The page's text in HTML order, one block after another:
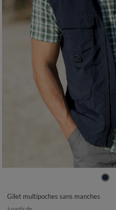
XXL 3XL
Gilet multipoches sans manches